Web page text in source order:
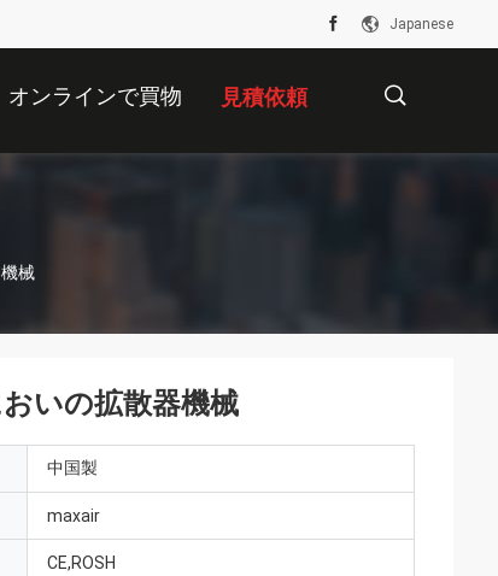
Japanese
オンラインで買物 見積依頼
械
いの拡散器機械
中国製
maxair
CE,ROSH